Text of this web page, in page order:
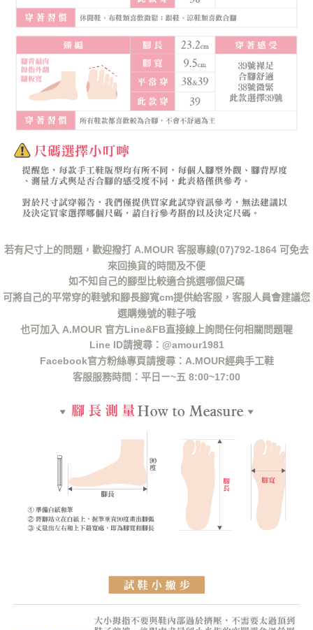
若有尺寸上的問題，歡迎撥打 A.MOUR 客服專線(07)792-1864 可免去
來回換貨的時間及不便
如不知自己的腳型比較適合挑選哪個尺碼
可將自己的平常穿的鞋號和腳長腳寬cm提供給客服，客服人員會建議您
選購幾號的鞋子哦
也可加入 A.MOUR 官方Line&FB直接線上詢問任何相關問題喔
Line ID請搜尋：@amour1981
Facebook官方粉絲專頁請搜尋：A.MOUR經典手工鞋
客服服務時間：平日ㄧ~五 8:00~17:00